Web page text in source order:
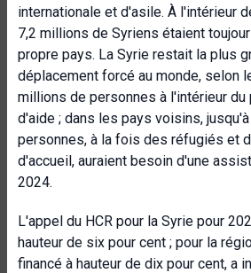
internationale et d'asile. À l'intérieur
7,2 millions de Syriens étaient
propre pays. La Syrie restait la plus
déplacement forcé au monde, selon
millions de personnes à l'intérieur du
d'aide ; dans les pays voisins,
personnes, à la fois des réfugiés et
d'accueil, auraient besoin d'une
2024.
L'appel du HCR pour la Syrie pour
hauteur de six pour cent ; pour la
financé à hauteur de dix pour cent, a